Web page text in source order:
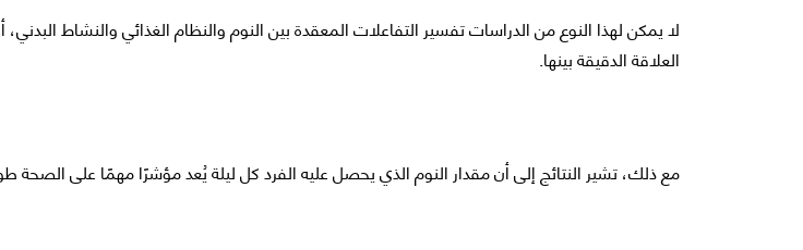
لا يمكن لهذا النوع من الدراسات تفسير التفاعلات المعقدة بين النوم والنظام الغذائي والنشاط البدني،
العلاقة الدقيقة بينها.
مع ذلك، تشير النتائج إلى أن مقدار النوم الذي يحصل عليه الفرد كل ليلة يُعد مؤشرًا مهمًا على الصحة